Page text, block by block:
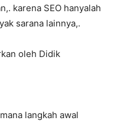
karena SEO hanyalah
sarana lainnya,.
oleh Didik
langkah awal